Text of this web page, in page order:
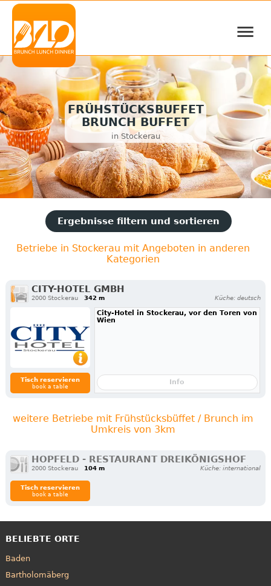
≡
FRÜHSTÜCKSBUFFET
BRUNCH BUFFET
in Stockerau
Ergebnisse filtern und sortieren
Betriebe in Stockerau mit Angeboten in anderen
Kategorien
CITY-HOTEL GMBH
2000 Stockerau 342 m Küche: deutsch
Tisch reservieren
book a table
City-Hotel in Stockerau, vor den Toren von
Wien
Info
weitere Betriebe mit Frühstücksbüffet / Brunch im
Umkreis von 3km
HOPFELD - RESTAURANT DREIKÖNIGSHOF
2000 Stockerau 104 m Küche: international
Tisch reservieren
book a table
BELIEBTE ORTE
Baden
Bartholomäberg